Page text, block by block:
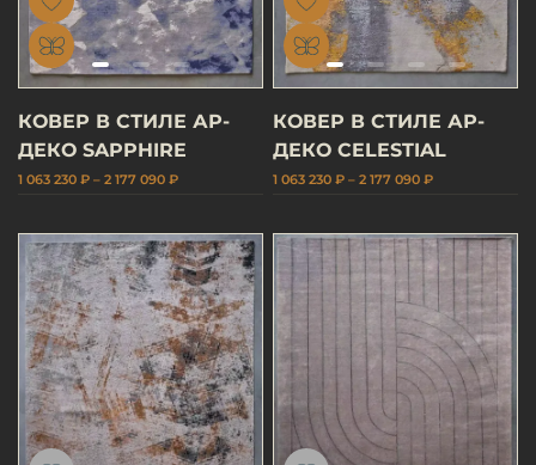
КОВЕР В СТИЛЕ АР-
ДЕКО SAPPHIRE
1 063 230 ₽ – 2 177 090 ₽
КОВЕР В СТИЛЕ АР-
ДЕКО CELESTIAL
1 063 230 ₽ – 2 177 090 ₽